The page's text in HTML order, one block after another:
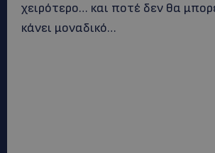
χειρότερο… και ποτέ δεν θα
κάνει μοναδικό…